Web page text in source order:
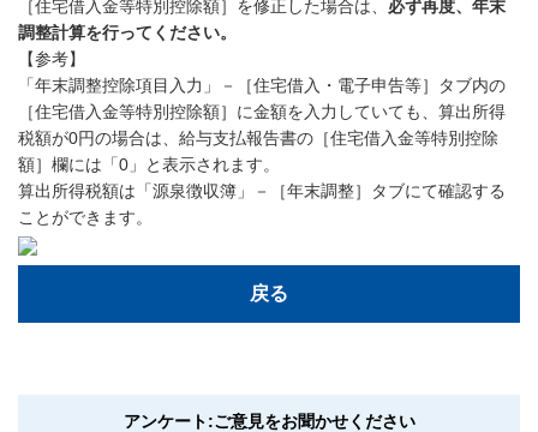
［住宅借入金等特別控除額］を修正した場合は、 必ず再度、年末
調整計算を行ってください。
【参考】
「年末調整控除項目入力」－［住宅借入・電子申告等］タブ内の
［住宅借入金等特別控除額］に金額を入力していても、算出所得
税額が0円の場合は、給与支払報告書の［住宅借入金等特別控除
額］欄には「0」と表示されます。
算出所得税額は「源泉徴収簿」－［年末調整］タブにて確認する
ことができます。
戻る
アンケート:ご意見をお聞かせください